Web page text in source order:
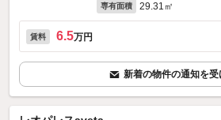
専有面積 29.31㎡
賃料 6.5万円
新着の物件の通知を受